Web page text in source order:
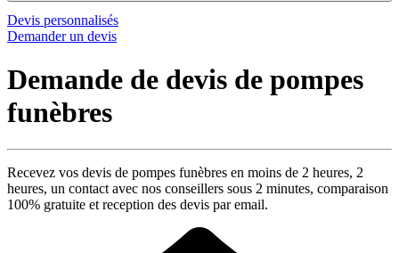
Devis personnalisés
Demander un devis
Demande de devis de pompes
funèbres
Recevez vos devis de pompes funèbres en moins de 2 heures, 2
heures, un contact avec nos conseillers sous 2 minutes, comparaison
100% gratuite et reception des devis par email.